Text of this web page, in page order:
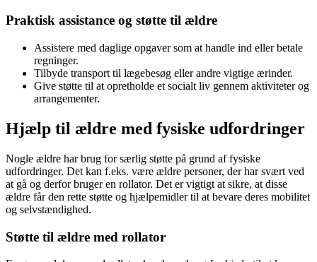
Praktisk assistance og støtte til ældre
Assistere med daglige opgaver som at handle ind eller betale
regninger.
Tilbyde transport til lægebesøg eller andre vigtige ærinder.
Give støtte til at opretholde et socialt liv gennem aktiviteter og
arrangementer.
Hjælp til ældre med fysiske udfordringer
Nogle ældre har brug for særlig støtte på grund af fysiske
udfordringer. Det kan f.eks. være ældre personer, der har svært ved
at gå og derfor bruger en rollator. Det er vigtigt at sikre, at disse
ældre får den rette støtte og hjælpemidler til at bevare deres mobilitet
og selvstændighed.
Støtte til ældre med rollator